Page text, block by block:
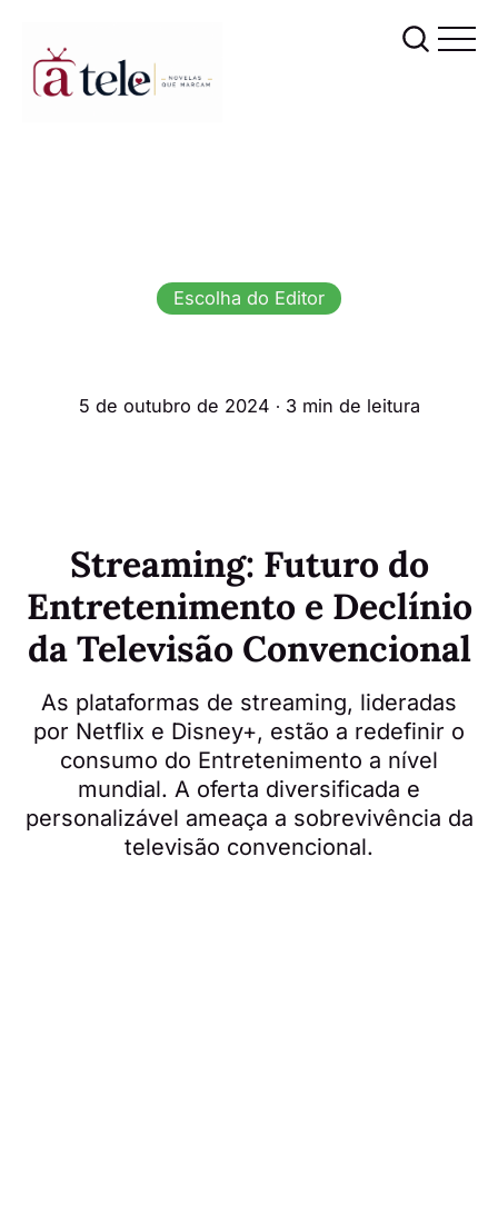
Escolha do Editor
5 de outubro de 2024 ∙ 3 min de leitura
Streaming: Futuro do
Entretenimento e Declínio
da Televisão Convencional
As plataformas de streaming, lideradas
por Netflix e Disney+, estão a redefinir o
consumo do Entretenimento a nível
mundial. A oferta diversificada e
personalizável ameaça a sobrevivência da
televisão convencional.